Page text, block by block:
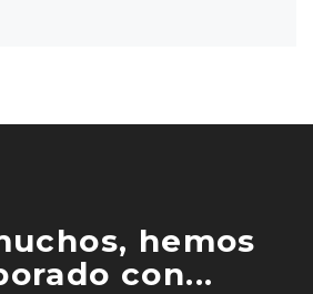
hemos
con...